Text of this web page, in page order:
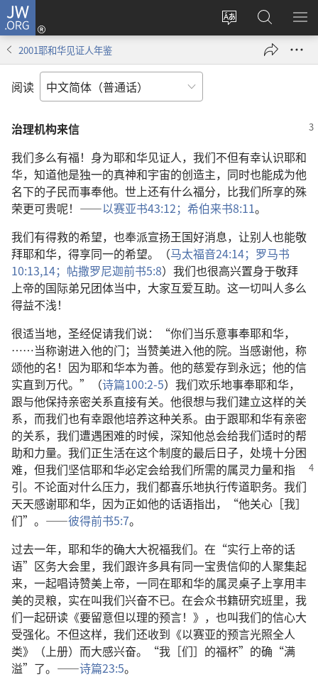
JW.ORG
更
登
录
（打
搜
索
JW.ORG
显
2001耶和华见证人年鉴
阅读
治理机构来信
我们多么有福！身为耶和华见证人，我们不但有幸认识耶和
华，知道他是独一的真神和宇宙的创造主，同时也能成为他
名下的子民而事奉他。世上还有什么福分，比我们所享的殊
荣更可贵呢！——以赛亚书43:12； 希伯来书8:11。
我们有得救的希望，也奉派宣扬王国好消息，让别人也能敬
拜耶和华，得享同一的希望。（马太福音24:14； 罗马书
10:13,14； 帖撒罗尼迦前书5:8）我们也很高兴置身于敬拜
上帝的国际弟兄团体当中，大家互爱互助。这一切叫人多么
得益不浅！
很适当地，圣经促请我们说：“你们当乐意事奉耶和华，
……当称谢进入他的门；当赞美进入他的院。当感谢他，称
颂他的名！因为耶和华本为善。他的慈爱存到永远；他的信
实直到万代。”（诗篇100:2-5）我们欢乐地事奉耶和华，
跟与他保持亲密关系直接有关。他很想与我们建立这样的关
系，而我们也有幸跟他培养这种关系。由于跟耶和华有亲密
的关系，我们遭遇困难的时候，深知他总会给我们适时的帮
助和力量。我们正生活在这个制度的最后日子，处境十分困
难，但我们坚信耶和华必定会给我们所需的属灵力量和指
引。不论面对什么压力，我们都喜乐地执行传道职务。我们
天天感谢耶和华，因为正如他的话语指出，“他关心［我］
们”。——彼得前书5:7。
过去一年，耶和华的确大大祝福我们。在“实行上帝的话
语”区务大会里，我们跟许多具有同一宝贵信仰的人聚集起
来，一起唱诗赞美上帝，一同在耶和华的属灵桌子上享用丰
美的灵粮，实在叫我们兴奋不已。在会众书籍研究班里，我
们一起研读《要留意但以理的预言！》，也叫我们的信心大
受强化。不但这样，我们还收到《以赛亚的预言光照全人
类》（上册）而大感兴奋。“我［们］的福杯”的确“满
溢”了。——诗篇23:5。